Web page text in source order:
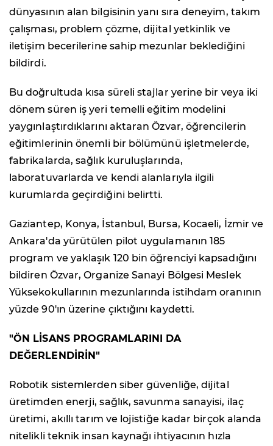
dünyasının alan bilgisinin yanı sıra deneyim, takım
çalışması, problem çözme, dijital yetkinlik ve
iletişim becerilerine sahip mezunlar beklediğini
bildirdi.
Bu doğrultuda kısa süreli stajlar yerine bir veya iki
dönem süren iş yeri temelli eğitim modelini
yaygınlaştırdıklarını aktaran Özvar, öğrencilerin
eğitimlerinin önemli bir bölümünü işletmelerde,
fabrikalarda, sağlık kuruluşlarında,
laboratuvarlarda ve kendi alanlarıyla ilgili
kurumlarda geçirdiğini belirtti.
Gaziantep, Konya, İstanbul, Bursa, Kocaeli, İzmir ve
Ankara'da yürütülen pilot uygulamanın 185
program ve yaklaşık 120 bin öğrenciyi kapsadığını
bildiren Özvar, Organize Sanayi Bölgesi Meslek
Yüksekokullarının mezunlarında istihdam oranının
yüzde 90'ın üzerine çıktığını kaydetti.
"ÖN LİSANS PROGRAMLARINI DA
DEĞERLENDİRİN"
Robotik sistemlerden siber güvenliğe, dijital
üretimden enerji, sağlık, savunma sanayisi, ilaç
üretimi, akıllı tarım ve lojistiğe kadar birçok alanda
nitelikli teknik insan kaynağı ihtiyacının hızla